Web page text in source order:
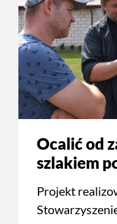
Ocalić od
szlakiem
Projekt